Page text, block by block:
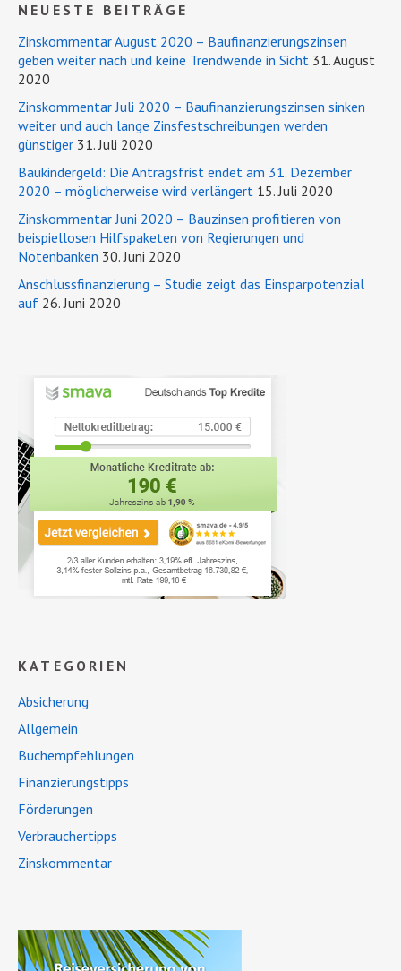
NEUESTE BEITRÄGE
Zinskommentar August 2020 – Baufinanzierungszinsen
geben weiter nach und keine Trendwende in Sicht 31. August
2020
Zinskommentar Juli 2020 – Baufinanzierungszinsen sinken
weiter und auch lange Zinsfestschreibungen werden
günstiger 31. Juli 2020
Baukindergeld: Die Antragsfrist endet am 31. Dezember
2020 – möglicherweise wird verlängert 15. Juli 2020
Zinskommentar Juni 2020 – Bauzinsen profitieren von
beispiellosen Hilfspaketen von Regierungen und
Notenbanken 30. Juni 2020
Anschlussfinanzierung – Studie zeigt das Einsparpotenzial
auf 26. Juni 2020
KATEGORIEN
Absicherung
Allgemein
Buchempfehlungen
Finanzierungstipps
Förderungen
Verbrauchertipps
Zinskommentar